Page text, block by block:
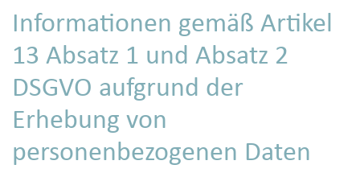
Informationen gemäß Artikel
13 Absatz 1 und Absatz 2
DSGVO aufgrund der
Erhebung von
personenbezogenen Daten